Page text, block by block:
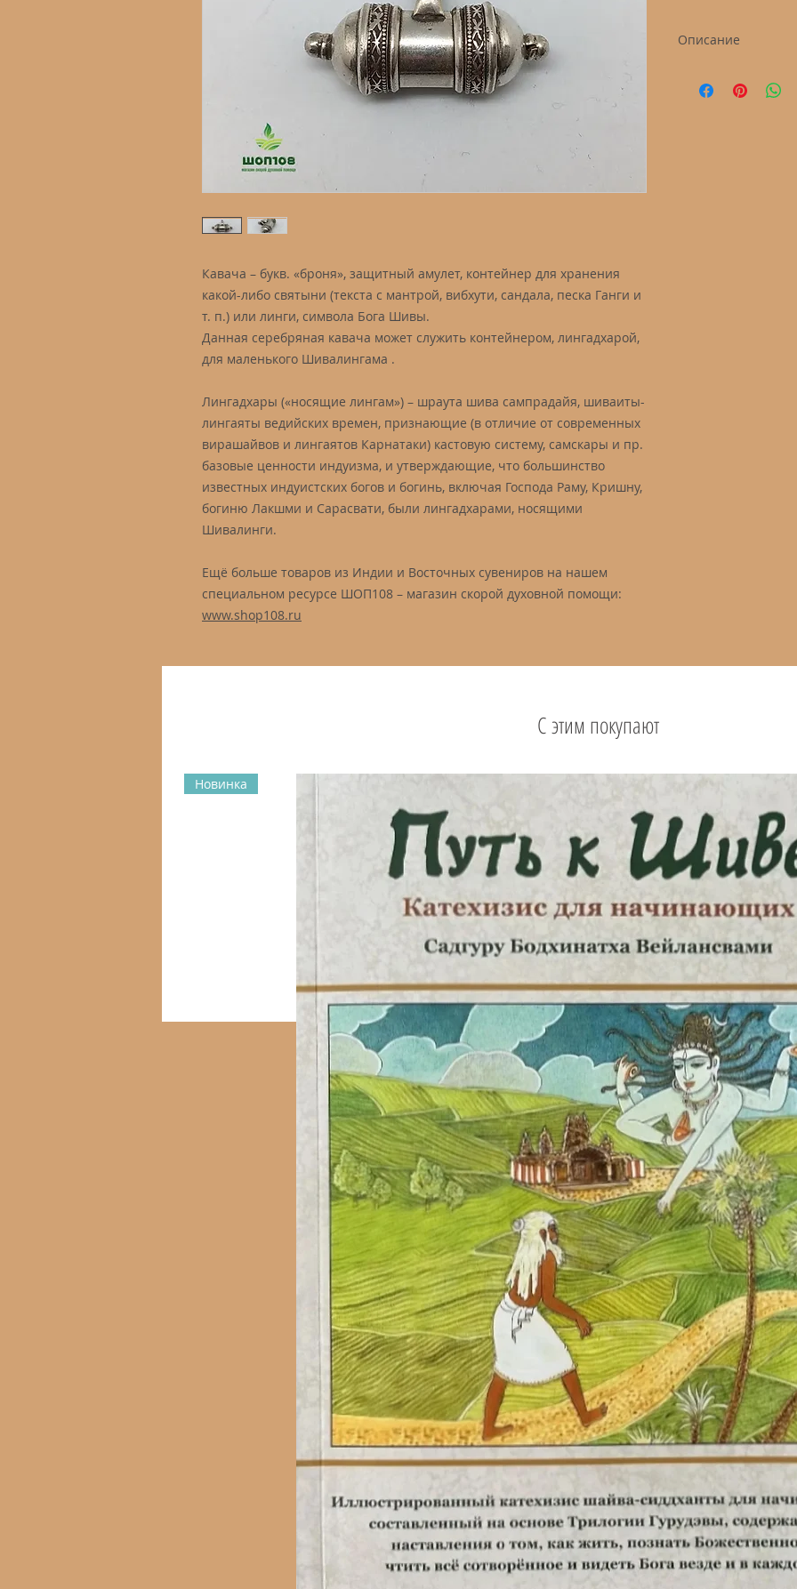
Кавача – букв. «броня», защитный амулет, контейнер для хранения
какой-либо святыни (текста с мантрой, вибхути, сандала, песка Ганги и
т. п.) или линги, символа Бога Шивы.
Данная серебряная кавача может служить контейнером, лингадхарой,
для маленького Шивалингама .
Лингадхары («носящие лингам») – шраута шива сампрадайя, шиваиты-
лингаяты ведийских времен, признающие (в отличие от современных
вирашайвов и лингаятов Карнатаки) кастовую систему, самскары и пр.
базовые ценности индуизма, и утверждающие, что большинство
известных индуистских богов и богинь, включая Господа Раму, Кришну,
богиню Лакшми и Сарасвати, были лингадхарами, носящими
Шивалинги.
Ещё больше товаров из Индии и Восточных сувениров на нашем
специальном ресурсе ШОП108 – магазин скорой духовной помощи:
www.shop108.ru
Описание
Размер: 40х12 мм
С этим покупают
Новинка